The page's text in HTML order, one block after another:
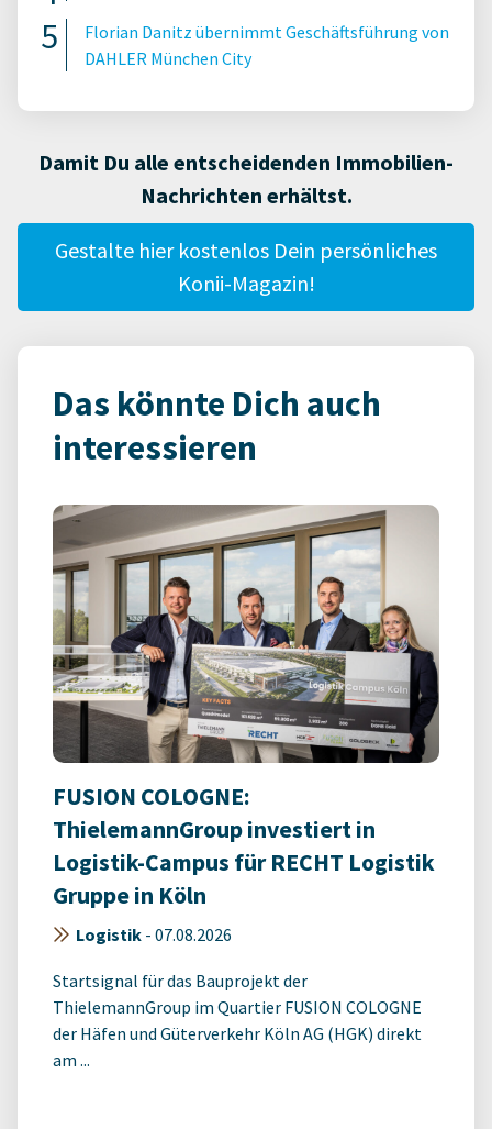
Florian Danitz übernimmt Geschäftsführung von
DAHLER München City
Damit Du alle entscheidenden Immobilien-
Nachrichten erhältst.
Gestalte hier kostenlos Dein persönliches
Konii-Magazin!
Das könnte Dich auch
interessieren
FUSION COLOGNE:
ThielemannGroup investiert in
Logistik-Campus für RECHT Logistik
Gruppe in Köln
Logistik - 07.08.2026
Startsignal für das Bauprojekt der
ThielemannGroup im Quartier FUSION COLOGNE
der Häfen und Güterverkehr Köln AG (HGK) direkt
am ...